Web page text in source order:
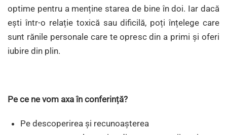
optime pentru a menține starea de bine în doi. Iar dacă
ești într-o relație toxică sau dificilă, poți înțelege care
sunt rănile personale care te opresc din a primi și oferi
iubire din plin.
Pe ce ne vom axa în conferință?
Pe descoperirea și recunoașterea